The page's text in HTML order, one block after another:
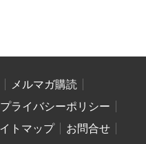
メルマガ購読
プライバシーポリシー
トマップ
お問合せ